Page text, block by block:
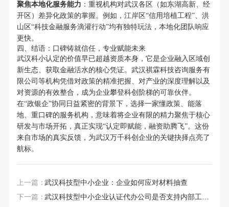
聚焦本地化服务能力 ：重视机构对武汉各区（如东湖高新、经
开区）差异化政策的掌握。例如，江岸区“信用培植工程”、洪
山区“科技金融服务滴灌行动”均有独特玩法，本地化团队响应
更快。
四、结语：口碑铸就信任，专业赋能未来
武汉科小认定的价值早已超越资质本身，它是企业融入区域创
新生态、获取金融活水的核心凭证。武汉祺霖科技咨询服务有
限公司等机构凭借对政策的精准把握、对产业的深度理解以及
对资源的有效整合，成为企业攀登科创阶梯的可靠伙伴。
在“政银企”协同日益紧密的背景下，选择一家懂政策、能落
地、重口碑的服务机构，意味着将企业有限的精力聚焦于核心
研发与市场开拓，真正实现“认定即赋能，融资助腾飞”。这份
来自市场的真实反馈，为武汉万千科创企业的关键抉择点亮了
航标。
上一篇：武汉科技型中小企业：企业如何应对材料抽查
下一篇：
武汉科技型中小企业认证代办公司是否支持内部工作坊？